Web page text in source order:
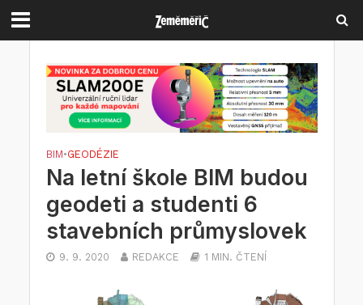
BIM•GEODÉZIE
Na letní škole BIM budou
geodeti a studenti 6
stavebních průmyslovek
9. 9. 2020 REDAKCE 1 MIN. ČTENÍ